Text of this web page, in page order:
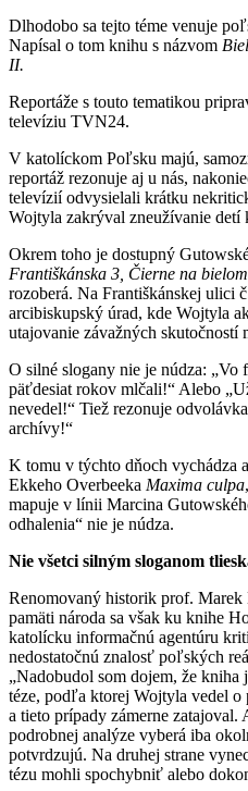
Dlhodobo sa tejto téme venuje
Napísal o tom knihu s názvom
II.
Reportáže s touto tematikou
televíziu TVN24.
V katolíckom Poľsku majú,
reportáž rezonuje aj u nás,
televízií odvysielali krátku
Wojtyla zakrýval zneužívanie detí
Okrem toho je dostupný
Františkánska 3, Čierne na bielom
rozoberá. Na Františkánskej ulici
arcibiskupský úrad, kde Wojtyla
utajovanie závažných skutočností
O silné slogany nie je núdza:
päťdesiat rokov mlčali!“ Alebo
nevedel!“ Tiež rezonuje
archívy!“
K tomu v týchto dňoch vychádza
Ekkeho Overbeeka Maxima culpa
mapuje v línii Marcina
odhalenia“ nie je núdza.
Nie všetci silným sloganom
Renomovaný historik prof.
pamäti národa sa však ku knihe
katolícku informačnú agentúru
nedostatočnú znalosť poľských
„Nadobudol som dojem, že kniha
téze, podľa ktorej Wojtyla vedel o
a tieto prípady zámerne zatajoval.
podrobnej analýze vyberá iba
potvrdzujú. Na druhej strane
tézu mohli spochybniť alebo